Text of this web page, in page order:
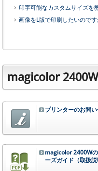
印字可能なカスタムサイズを
画像をL版で印刷したいので
magicolor
プリンターのお問
magicolor 2400W
ーズガイド（取扱説